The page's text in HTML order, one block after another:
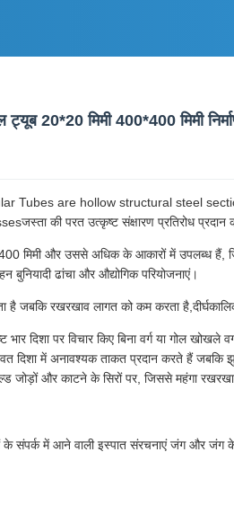
20*20 मिमी 400*400 मिमी
Tubes are hollow structural steel
की परत उत्कृष्ट संक्षारण प्रतिरोध प्रदान
मिमी और उससे अधिक के आकारों में उपलब्ध हैं,
बुनियादी ढांचा और औद्योगिक परियोजनाएं।
है जबकि रखरखाव लागत को कम करता
भार दिशा पर विचार किए बिना वर्ग या गोल
में अनावश्यक ताकत प्रदान करते हैं जबकि
जोड़ों और काटने के सिरों पर, जिससे महंगा
के संपर्क में आने वाली इस्पात संरचनाएं जंग और